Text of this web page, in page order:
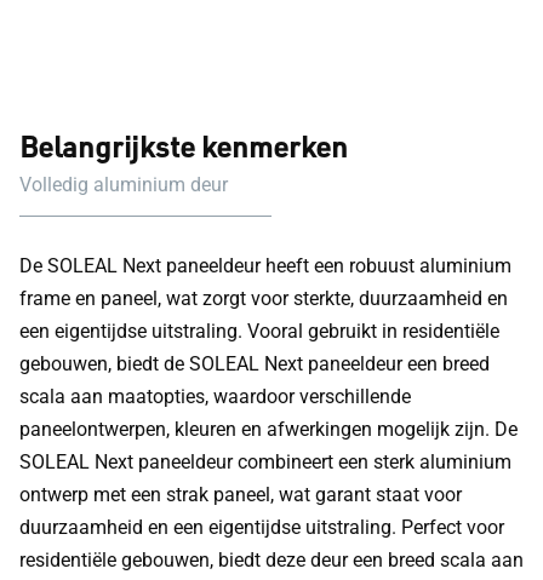
Belangrijkste kenmerken
Volledig aluminium deur
De SOLEAL Next paneeldeur heeft een robuust aluminium
frame en paneel, wat zorgt voor sterkte, duurzaamheid en
een eigentijdse uitstraling. Vooral gebruikt in residentiële
gebouwen, biedt de SOLEAL Next paneeldeur een breed
scala aan maatopties, waardoor verschillende
paneelontwerpen, kleuren en afwerkingen mogelijk zijn. De
SOLEAL Next paneeldeur combineert een sterk aluminium
ontwerp met een strak paneel, wat garant staat voor
duurzaamheid en een eigentijdse uitstraling. Perfect voor
residentiële gebouwen, biedt deze deur een breed scala aan